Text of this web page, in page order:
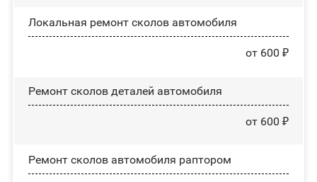
Локальная ремонт сколов автомобиля
от 600 ₽
Ремонт сколов деталей автомобиля
от 600 ₽
Ремонт сколов автомобиля раптором